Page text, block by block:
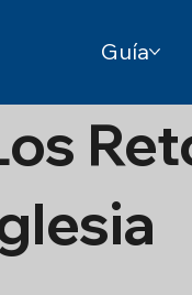
Guía